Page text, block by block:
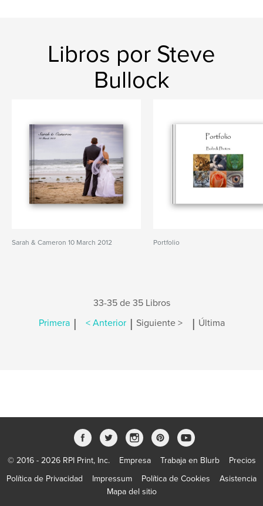
Libros por Steve
Bullock
Sarah & Cameron 10 March 2012 Portfolio
33-35 de 35 Libros
Primera | < Anterior | Siguiente > | Última
© 2016 - 2026 RPI Print, Inc. Empresa Trabaja en Blurb
Precios
Política de Privacidad
Impressum Política de Cookies
Asistencia
Mapa del sitio